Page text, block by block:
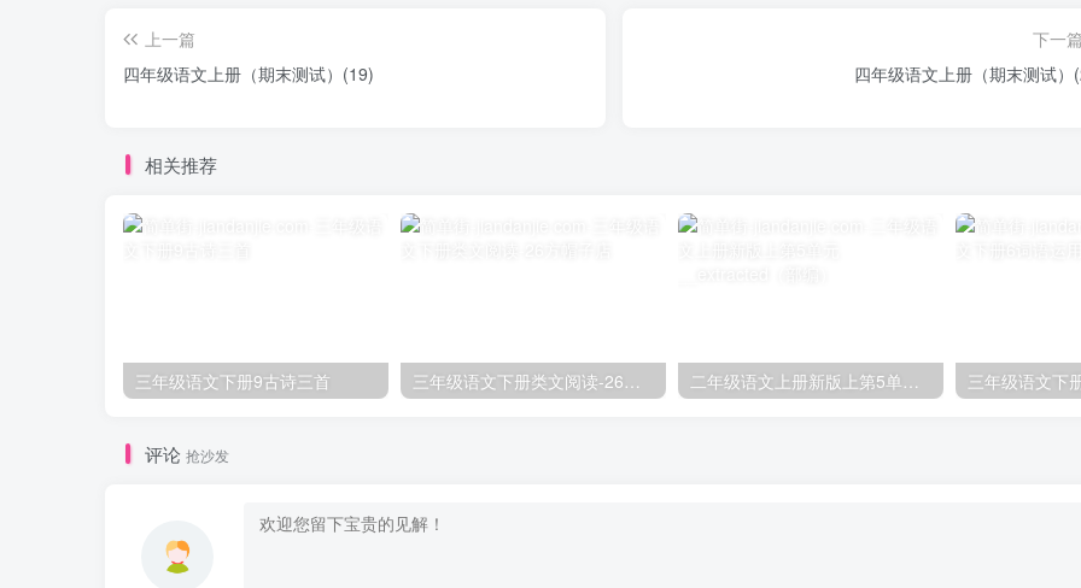
上一篇
四年级语文上册（期末测试）(19)
下一篇
四年级语文上册（期末测试）
相关推荐
三年级语文下册9古诗三首 三年级语文下册类文阅读-26方帽子店 二年级语文上册新版上第5单元__extracted（部编） 三年级语文下
评论 抢沙发